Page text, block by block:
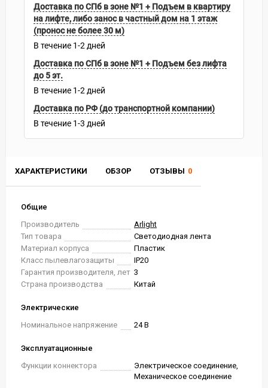
ХАРАКТЕРИСТИКИ ОБЗОР ОТЗЫВЫ 0
Общие
Производитель
Arlight
Тип товара
Светодиодная лента
Материал корпуса
Пластик
Класс пылевлагозащиты
IP20
Гарантия производителя, лет 3
Страна производства
Китай
Электрические
Номинальное напряжение
24 В
Эксплуатационные
Функции коннектора
Электрическое соединение,
Механическое соединение
Доставка по СПб в зоне №1 + Подъем в квартиру
на лифте, либо занос в частный дом на 1 этаж
(пронос не более 30 м)
В течение 1-2 дней
Доставка по СПб в зоне №1 + Подъем без лифта
до 5 эт.
В течение 1-2 дней
Доставка по РФ (до транспортной компании)
В течение 1-3 дней